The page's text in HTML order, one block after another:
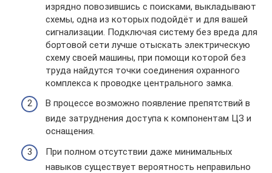
изрядно повозившись с поисками, выкладывают
схемы, одна из которых подойдёт и для вашей
сигнализации. Подключая систему без вреда для
бортовой сети лучше отыскать электрическую
схему своей машины, при помощи которой без
труда найдутся точки соединения охранного
комплекса к проводке центрального замка.
В процессе возможно появление препятствий в
виде затруднения доступа к компонентам ЦЗ и
оснащения.
При полном отсутствии даже минимальных
навыков существует вероятность неправильно